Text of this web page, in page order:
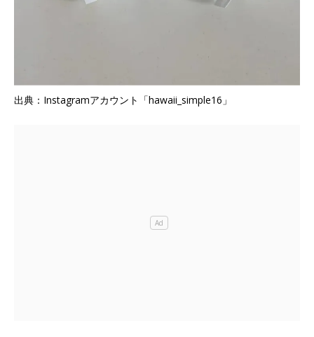
出典：Instagramアカウント「hawaii_simple16」